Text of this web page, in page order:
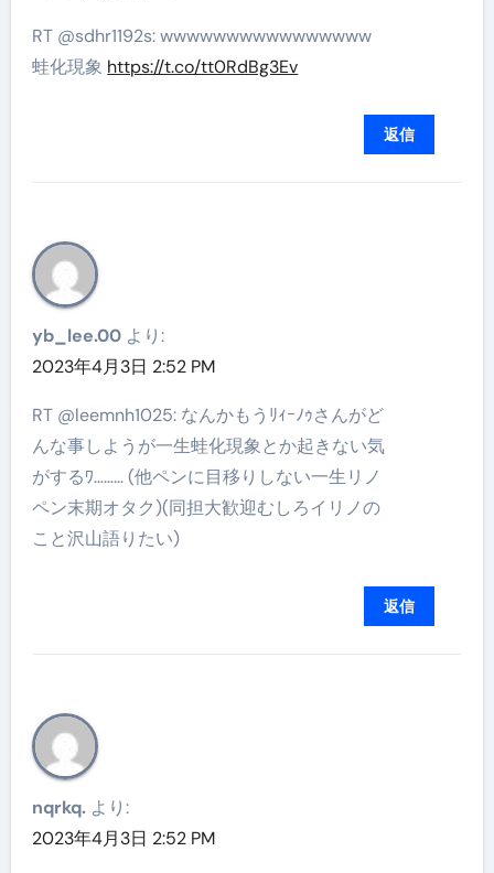
RT @sdhr1192s: wwwwwwwwwwwwwwww
蛙化現象 https://t.co/tt0RdBg3Ev
返信
yb_lee.00 より:
2023年4月3日 2:52 PM
RT @leemnh1025: なんかもうﾘｨｰﾉｩさんがど
んな事しようが一生蛙化現象とか起きない気
がするﾜ……… (他ペンに目移りしない一生リノ
ペン末期オタク)(同担大歓迎むしろイリノの
こと沢山語りたい)
返信
nqrkq. より:
2023年4月3日 2:52 PM